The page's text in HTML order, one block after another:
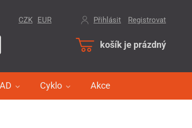
košík je prázdný
Cyklo Akce
CZK EUR Přihlásit Registrovat